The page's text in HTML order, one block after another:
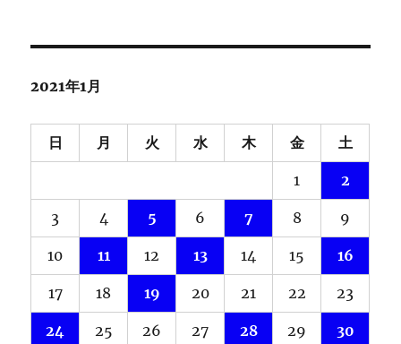
2021年1月
日 月 火 水 木 金 土
1 2
3 4 5 6 7 8 9
10 11 12 13 14 15 16
17 18 19 20 21 22 23
24 25 26 27 28 29 30